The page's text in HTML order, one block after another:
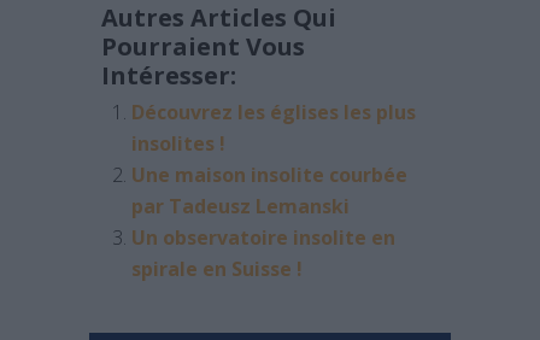
Autres Articles Qui
Pourraient Vous
Intéresser:
Découvrez les églises les plus
insolites !
Une maison insolite courbée
par Tadeusz Lemanski
Un observatoire insolite en
spirale en Suisse !